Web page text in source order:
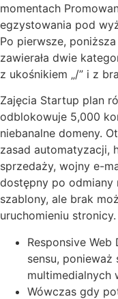
momentach
egzystowania pod
Po pierwsze,
zawierała dwie
z ukośnikiem „/” i z
Zajęcia Startup plan
odblokowuje 5,000
niebanalne domeny.
zasad automatyzacji,
sprzedaży, wojny e-
dostępny po odmiany
szablony, ale brak
uruchomieniu stronicy.
Responsive
sensu,
multimedialnych
Wówczas gdy